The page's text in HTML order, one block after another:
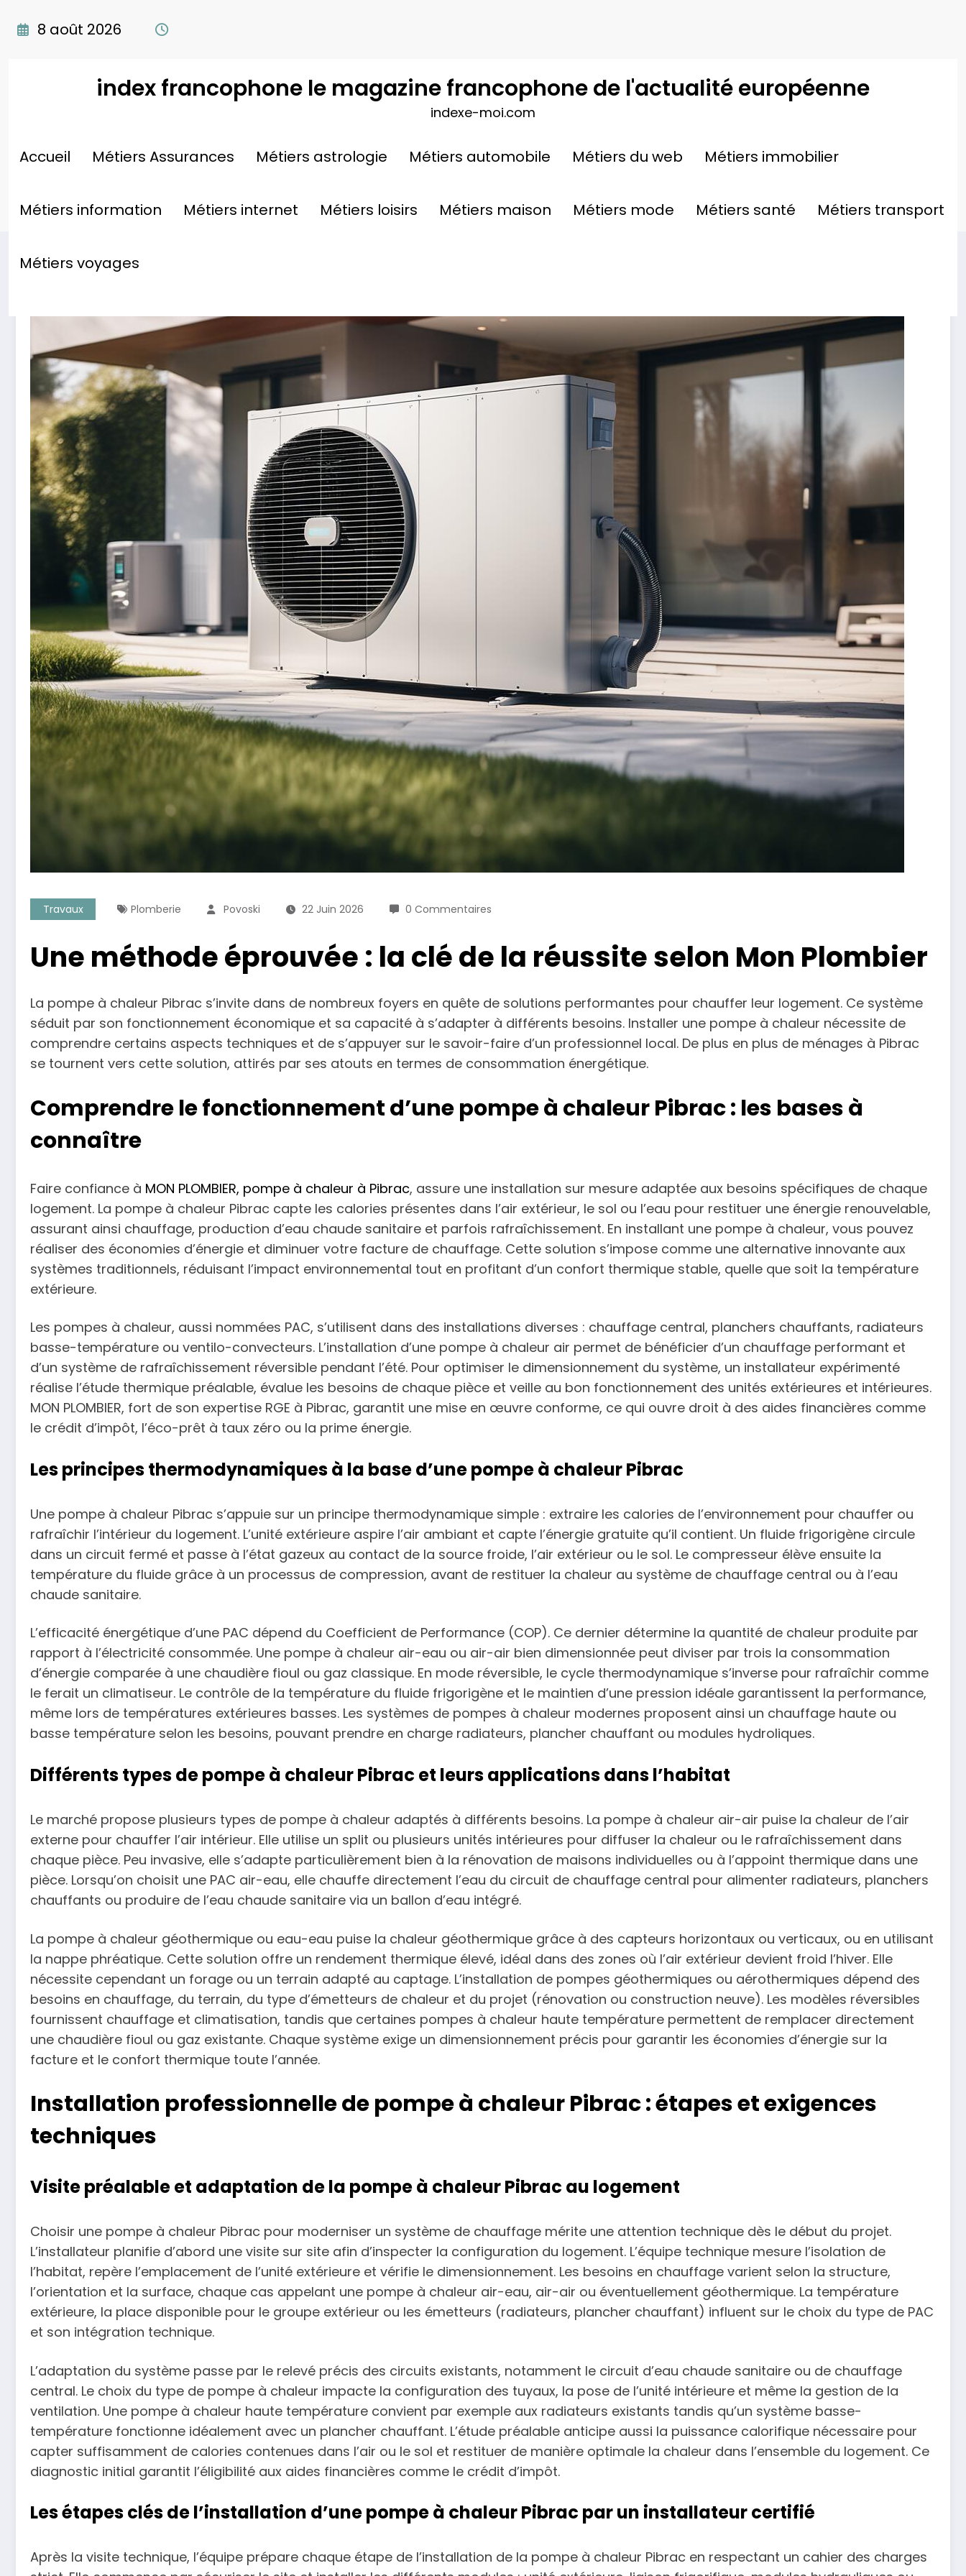
8 août 2026
index francophone le magazine francophone de l'actualité européenne
indexe-moi.com
Accueil Métiers Assurances Métiers astrologie Métiers automobile Métiers du web Métiers immobilier
Métiers information Métiers internet Métiers loisirs Métiers maison Métiers mode Métiers santé Métiers transport
Métiers voyages
Une méthode éprouvée : la clé de la
Accueil
Travaux Plomberie Povoski 22 Juin 2026 0 Commentaires
Une méthode éprouvée : la clé de la réussite selon Mon Plombier
La pompe à chaleur Pibrac s’invite dans de nombreux foyers en quête de solutions performantes pour chauffer leur logement. Ce système
séduit par son fonctionnement économique et sa capacité à s’adapter à différents besoins. Installer une pompe à chaleur nécessite de
comprendre certains aspects techniques et de s’appuyer sur le savoir-faire d’un professionnel local. De plus en plus de ménages à Pibrac
se tournent vers cette solution, attirés par ses atouts en termes de consommation énergétique.
Comprendre le fonctionnement d’une pompe à chaleur Pibrac : les bases à
connaître
Faire confiance à MON PLOMBIER, pompe à chaleur à Pibrac, assure une installation sur mesure adaptée aux besoins spécifiques de chaque
logement. La pompe à chaleur Pibrac capte les calories présentes dans l’air extérieur, le sol ou l’eau pour restituer une énergie renouvelable,
assurant ainsi chauffage, production d’eau chaude sanitaire et parfois rafraîchissement. En installant une pompe à chaleur, vous pouvez
réaliser des économies d’énergie et diminuer votre facture de chauffage. Cette solution s’impose comme une alternative innovante aux
systèmes traditionnels, réduisant l’impact environnemental tout en profitant d’un confort thermique stable, quelle que soit la température
extérieure.
Les pompes à chaleur, aussi nommées PAC, s’utilisent dans des installations diverses : chauffage central, planchers chauffants, radiateurs
basse-température ou ventilo-convecteurs. L’installation d’une pompe à chaleur air permet de bénéficier d’un chauffage performant et
d’un système de rafraîchissement réversible pendant l’été. Pour optimiser le dimensionnement du système, un installateur expérimenté
réalise l’étude thermique préalable, évalue les besoins de chaque pièce et veille au bon fonctionnement des unités extérieures et intérieures.
MON PLOMBIER, fort de son expertise RGE à Pibrac, garantit une mise en œuvre conforme, ce qui ouvre droit à des aides financières comme
le crédit d’impôt, l’éco-prêt à taux zéro ou la prime énergie.
Les principes thermodynamiques à la base d’une pompe à chaleur Pibrac
Une pompe à chaleur Pibrac s’appuie sur un principe thermodynamique simple : extraire les calories de l’environnement pour chauffer ou
rafraîchir l’intérieur du logement. L’unité extérieure aspire l’air ambiant et capte l’énergie gratuite qu’il contient. Un fluide frigorigène circule
dans un circuit fermé et passe à l’état gazeux au contact de la source froide, l’air extérieur ou le sol. Le compresseur élève ensuite la
température du fluide grâce à un processus de compression, avant de restituer la chaleur au système de chauffage central ou à l’eau
chaude sanitaire.
L’efficacité énergétique d’une PAC dépend du Coefficient de Performance (COP). Ce dernier détermine la quantité de chaleur produite par
rapport à l’électricité consommée. Une pompe à chaleur air-eau ou air-air bien dimensionnée peut diviser par trois la consommation
d’énergie comparée à une chaudière fioul ou gaz classique. En mode réversible, le cycle thermodynamique s’inverse pour rafraîchir comme
le ferait un climatiseur. Le contrôle de la température du fluide frigorigène et le maintien d’une pression idéale garantissent la performance,
même lors de températures extérieures basses. Les systèmes de pompes à chaleur modernes proposent ainsi un chauffage haute ou
basse température selon les besoins, pouvant prendre en charge radiateurs, plancher chauffant ou modules hydroliques.
Différents types de pompe à chaleur Pibrac et leurs applications dans l’habitat
Le marché propose plusieurs types de pompe à chaleur adaptés à différents besoins. La pompe à chaleur air-air puise la chaleur de l’air
externe pour chauffer l’air intérieur. Elle utilise un split ou plusieurs unités intérieures pour diffuser la chaleur ou le rafraîchissement dans
chaque pièce. Peu invasive, elle s’adapte particulièrement bien à la rénovation de maisons individuelles ou à l’appoint thermique dans une
pièce. Lorsqu’on choisit une PAC air-eau, elle chauffe directement l’eau du circuit de chauffage central pour alimenter radiateurs, planchers
chauffants ou produire de l’eau chaude sanitaire via un ballon d’eau intégré.
La pompe à chaleur géothermique ou eau-eau puise la chaleur géothermique grâce à des capteurs horizontaux ou verticaux, ou en utilisant
la nappe phréatique. Cette solution offre un rendement thermique élevé, idéal dans des zones où l’air extérieur devient froid l’hiver. Elle
nécessite cependant un forage ou un terrain adapté au captage. L’installation de pompes géothermiques ou aérothermiques dépend des
besoins en chauffage, du terrain, du type d’émetteurs de chaleur et du projet (rénovation ou construction neuve). Les modèles réversibles
fournissent chauffage et climatisation, tandis que certaines pompes à chaleur haute température permettent de remplacer directement
une chaudière fioul ou gaz existante. Chaque système exige un dimensionnement précis pour garantir les économies d’énergie sur la
facture et le confort thermique toute l’année.
Installation professionnelle de pompe à chaleur Pibrac : étapes et exigences
techniques
Visite préalable et adaptation de la pompe à chaleur Pibrac au logement
Choisir une pompe à chaleur Pibrac pour moderniser un système de chauffage mérite une attention technique dès le début du projet.
L’installateur planifie d’abord une visite sur site afin d’inspecter la configuration du logement. L’équipe technique mesure l’isolation de
l’habitat, repère l’emplacement de l’unité extérieure et vérifie le dimensionnement. Les besoins en chauffage varient selon la structure,
l’orientation et la surface, chaque cas appelant une pompe à chaleur air-eau, air-air ou éventuellement géothermique. La température
extérieure, la place disponible pour le groupe extérieur ou les émetteurs (radiateurs, plancher chauffant) influent sur le choix du type de PAC
et son intégration technique.
L’adaptation du système passe par le relevé précis des circuits existants, notamment le circuit d’eau chaude sanitaire ou de chauffage
central. Le choix du type de pompe à chaleur impacte la configuration des tuyaux, la pose de l’unité intérieure et même la gestion de la
ventilation. Une pompe à chaleur haute température convient par exemple aux radiateurs existants tandis qu’un système basse-
température fonctionne idéalement avec un plancher chauffant. L’étude préalable anticipe aussi la puissance calorifique nécessaire pour
capter suffisamment de calories contenues dans l’air ou le sol et restituer de manière optimale la chaleur dans l’ensemble du logement. Ce
diagnostic initial garantit l’éligibilité aux aides financières comme le crédit d’impôt.
Les étapes clés de l’installation d’une pompe à chaleur Pibrac par un installateur certifié
Après la visite technique, l’équipe prépare chaque étape de l’installation de la pompe à chaleur Pibrac en respectant un cahier des charges